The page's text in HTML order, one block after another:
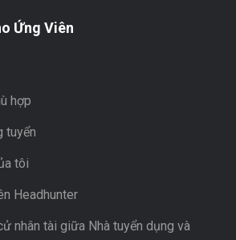
Ứng Viên
hợp
tuyển
tôi
Headhunter
nhân tài giữa Nhà tuyển dụng và